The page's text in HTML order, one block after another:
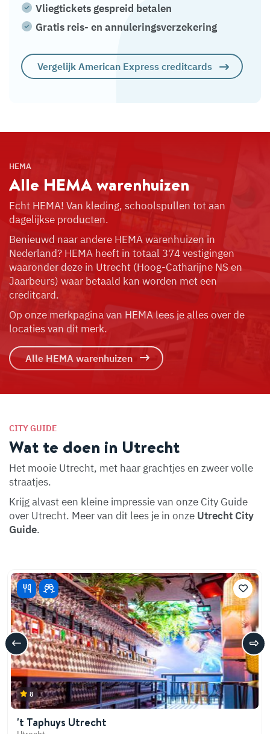
Vliegtickets gespreid betalen
Gratis reis- en annuleringsverzekering
Vergelijk American Express creditcards
HEMA
Alle HEMAwarenhuizen
Echt HEMA! Van kleding, schoolspullen tot aan
dagelijkse producten.
Benieuwd naar andere HEMA warenhuizen in
Nederland? HEMA heeft in totaal 374 vestigingen
waaronder deze in Utrecht (Hoog-Catharijne NS en
Jaarbeurs) waar betaald kan worden met een
creditcard.
Op onze merkpagina van HEMA lees je alles over de
locaties van dit merk.
Alle HEMA warenhuizen
CITY GUIDE
Wat te doen in Utrecht
Het mooie Utrecht, met haar grachtjes en zweer volle
straatjes.
Krijg alvast een kleine impressie van onze City Guide
over Utrecht. Meer van dit lees je in onze Utrecht City
Guide.
8
't Taphuys Utrecht